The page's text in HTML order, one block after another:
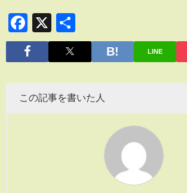
Facebook
X
有
LINE
この記事を書いた人